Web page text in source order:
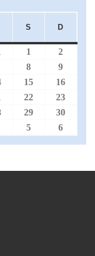
VENDREDI
S SAMEDI
D
2026
31 juillet 2026
1 1 août 2026
2
7 août 2026
8 8 août 2026
9
14 août 2026
15 15 août 2026
16
21 août 2026
22 22 août 2026
23
28 août 2026
29 29 août 2026
30
2026
4 septembre 2026
5 5 septembre
6